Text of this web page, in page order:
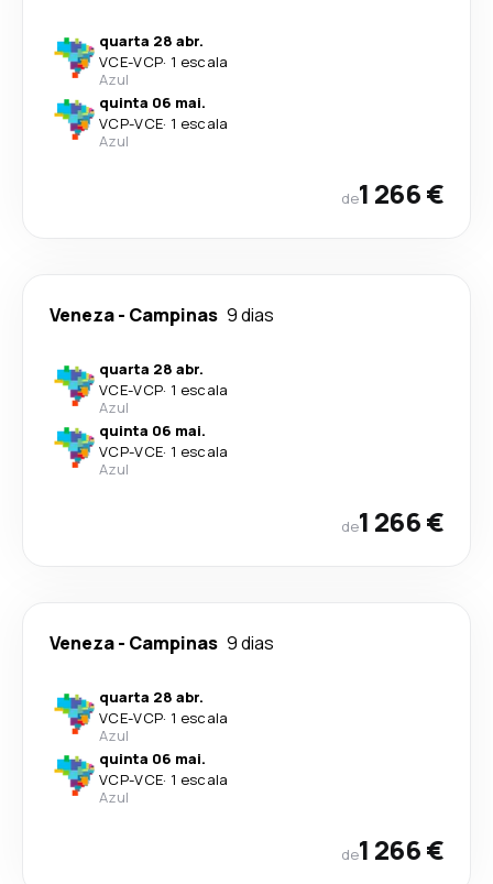
quarta 28 abr.
VCE-VCP· 1 escala
Azul
quinta 06 mai.
VCP-VCE· 1 escala
Azul
de1 266 €
Veneza- Campinas 9 dias
quarta 28 abr.
VCE-VCP· 1 escala
Azul
quinta 06 mai.
VCP-VCE· 1 escala
Azul
de1 266 €
Veneza- Campinas 9 dias
quarta 28 abr.
VCE-VCP· 1 escala
Azul
quinta 06 mai.
VCP-VCE· 1 escala
Azul
de1 266 €